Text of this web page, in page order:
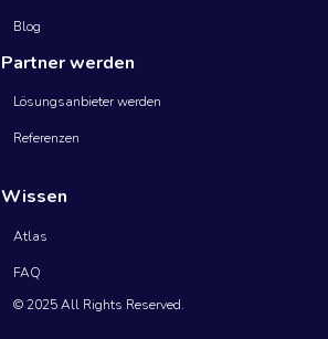
Blog
Partner werden
Lösungsanbieter werden
Referenzen
Wissen
Atlas
FAQ
© 2025 All Rights Reserved.